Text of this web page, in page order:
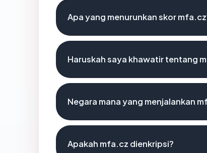
Apa yang menurunkan skor
Haruskah saya khawatir tentang
Negara mana yang menjalankan
Apakah mfa.cz dienkripsi?